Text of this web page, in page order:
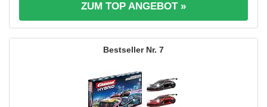
ZUM TOP ANGEBOT »
7